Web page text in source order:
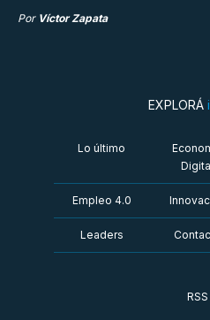
Por Víctor Zapata
EXPLORÁ
Lo último
Empleo 4.0
Leaders
RSS